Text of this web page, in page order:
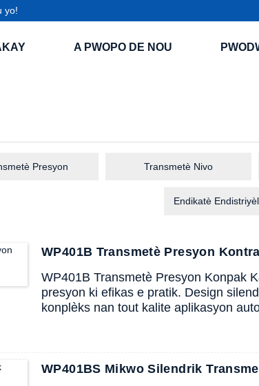
yo!
A PWOPO DE NOU
Presyon Transmetè Nivo
Endikatè
WP401B Transmetè Presyon
WP401B Transmetè Presyon Konpak
presyon ki efikas e pratik. Design
konplèks nan tout kalite aplikasyon
WP401BS Mikwo Silendrik